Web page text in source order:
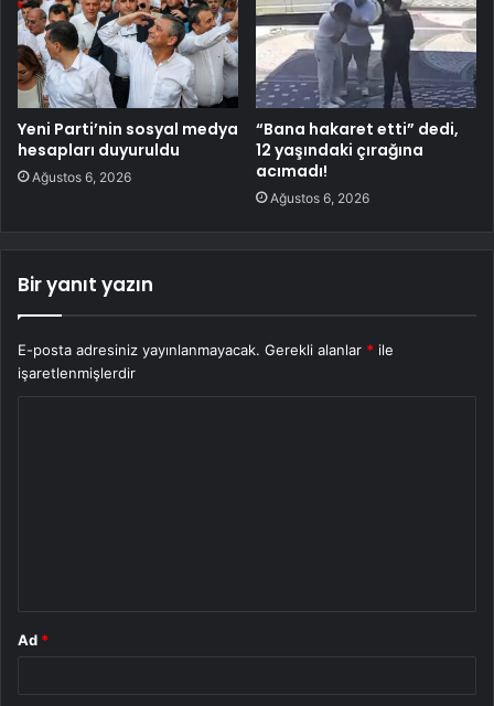
Yeni Parti’nin sosyal medya
hesapları duyuruldu
Ağustos 6, 2026
“Bana hakaret etti” dedi,
12 yaşındaki çırağına
acımadı!
Ağustos 6, 2026
Bir yanıt yazın
E-posta adresiniz yayınlanmayacak. Gerekli alanlar * ile
işaretlenmişlerdir
Ad *